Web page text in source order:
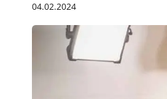
04.02.2024